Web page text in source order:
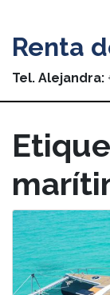
Renta
Tel. Alejandra: